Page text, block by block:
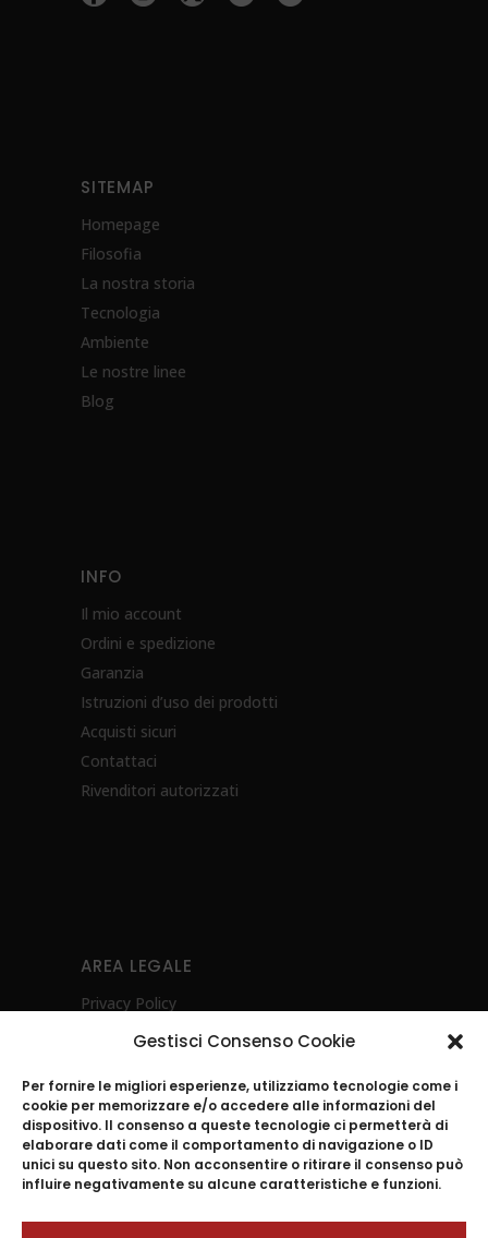
Gestisci Consenso Cookie
Per fornire le migliori esperienze, utilizziamo tecnologie come i
cookie per memorizzare e/o accedere alle informazioni del
dispositivo. Il consenso a queste tecnologie ci permetterà di
elaborare dati come il comportamento di navigazione o ID
unici su questo sito. Non acconsentire o ritirare il consenso può
influire negativamente su alcune caratteristiche e funzioni.
SITEMAP
Homepage
Filosofia
La nostra storia
Tecnologia
Ambiente
Le nostre linee
Blog
INFO
Il mio account
Ordini e spedizione
Garanzia
Istruzioni d’uso dei prodotti
Acquisti sicuri
Contattaci
Rivenditori autorizzati
AREA LEGALE
Privacy Policy
Cookie Policy (UE)
Whistleblowing
Investimenti Sostenibili 4.0
POR CAMPANIA FESR 2021-2027- Energia
Ambiente e Sostenibilità